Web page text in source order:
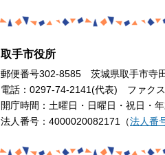
取手市役所
郵便番号302-8585 茨城県取手市寺
電話：0297-74-2141(代表) ファク
開庁時間：土曜日・日曜日・祝日・
法人番号：4000020082171（法人番